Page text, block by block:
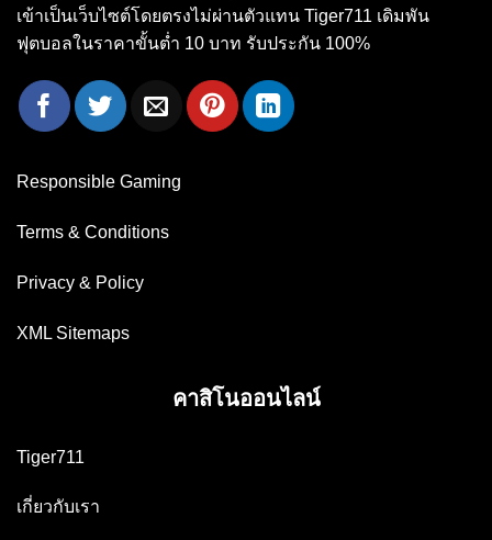
เข้าเป็นเว็บไซต์โดยตรงไม่ผ่านตัวแทน Tiger711 เดิมพัน
ฟุตบอลในราคาขั้นต่ำ 10 บาท รับประกัน 100%
Responsible Gaming
Terms & Conditions
Privacy & Policy
XML Sitemaps
คาสิโนออนไลน์
Tiger711
เกี่ยวกับเรา